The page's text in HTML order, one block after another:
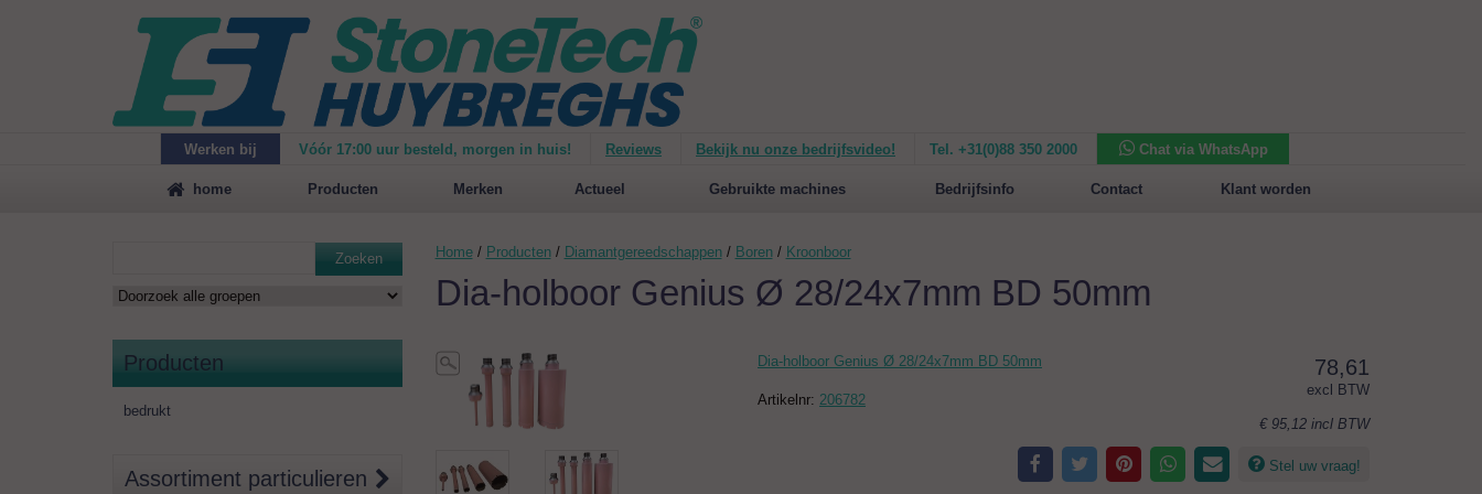
Werken bij Vóór 17:00 uur besteld, morgen in huis! Reviews Bekijk nu onze bedrijfsvideo! Tel. +31(0)88 350 2000
Chat via WhatsApp
Maak
vrijblijvend een afspraak voor een demonstratie van de Mirage 1500 Nieuw op de website: selecteer nu op merken! Nieuw in het assortiment: Sansone Collection
home Producten Merken Actueel Gebruikte machines Bedrijfsinfo Contact Klant worden
Zoeken
Producten
bedrukt
Assortiment particulieren
Home / Producten/ Diamantgereedschappen/ Boren/ Kroonboor
Dia-holboor Genius Ø 28/24x7mm BD 50mm
Dia-holboor Genius Ø 28/24x7mm BD 50mm
Artikelnr: 206782
78,61
excl BTW
€ 95,12 incl BTW
Stel uw vraag!